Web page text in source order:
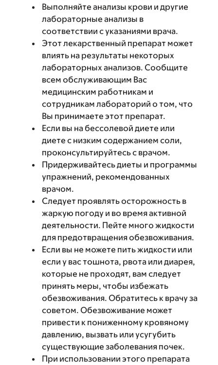
Выполняйте анализы крови и другие
лабораторные анализы в
соответствии с указаниями врача.
Этот лекарственный препарат может
влиять на результаты некоторых
лабораторных анализов. Сообщите
всем обслуживающим Вас
медицинским работникам и
сотрудникам лабораторий о том, что
Вы принимаете этот препарат.
Если вы на бессолевой диете или
диете с низким содержанием соли,
проконсультируйтесь с врачом.
Придерживайтесь диеты и программы
упражнений, рекомендованных
врачом.
Следует проявлять осторожность в
жаркую погоду и во время активной
деятельности. Пейте много жидкости
для предотвращения обезвоживания.
Если вы не можете пить жидкости или
если у вас тошнота, рвота или диарея,
которые не проходят, вам следует
принять меры, чтобы избежать
обезвоживания. Обратитесь к врачу за
советом. Обезвоживание может
привести к пониженному кровяному
давлению, вызвать или усугубить
существующие заболевания почек.
При использовании этого препарата